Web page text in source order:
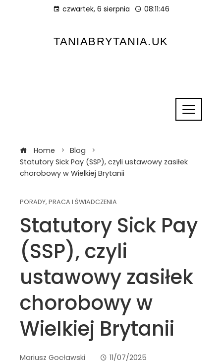
czwartek, 6 sierpnia 08:11:47
TANIABRYTANIA.UK
Home
Blog
Statutory Sick Pay (SSP), czyli ustawowy zasiłek
chorobowy w Wielkiej Brytanii
PORADY, PRACA I ŚWIADCZENIA
Statutory Sick Pay
(SSP), czyli
ustawowy zasiłek
chorobowy w
Wielkiej Brytanii
Mariusz Gocławski 11/07/2025